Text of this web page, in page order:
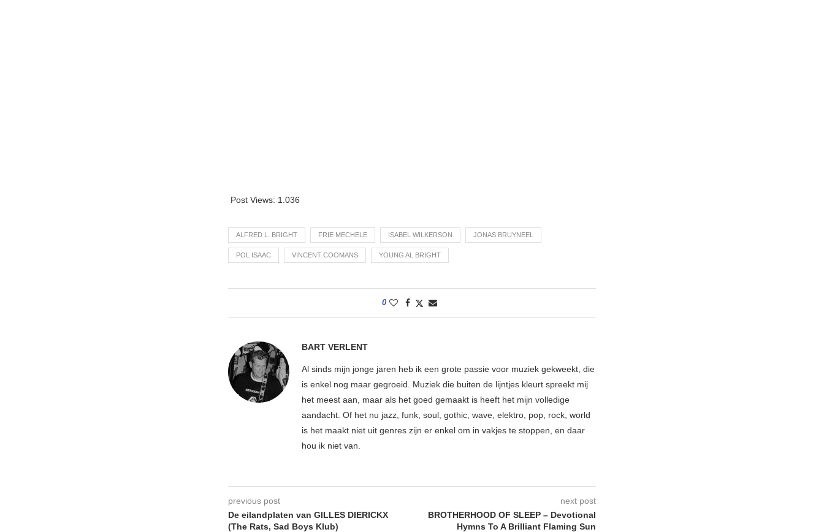
Post Views: 1.036
ALFRED L. BRIGHT FRIE MECHELE ISABEL WILKERSON JONAS BRUYNEEL
POL ISAAC VINCENT COOMANS YOUNG AL BRIGHT
0
BART VERLENT
Al sinds mijn jonge jaren heb ik een grote passie voor muziek gekweekt, die
is enkel nog maar gegroeid. Muziek die buiten de lijntjes kleurt spreekt mij
het meest aan, maar als het goed gemaakt is heeft het mijn volledige
aandacht. Of het nu jazz, funk, soul, gothic, wave, elektro, pop, rock, world
is het maakt niet uit genres zijn er enkel om in vakjes te stoppen, en daar
hou ik niet van.
previous post
De eilandplaten van GILLES DIERICKX
(The Rats, Sad Boys Klub)
next post
BROTHERHOOD OF SLEEP – Devotional
Hymns To A Brilliant Flaming Sun